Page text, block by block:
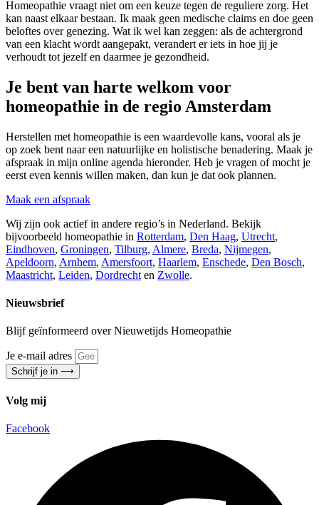
Homeopathie vraagt niet om een keuze tegen de reguliere zorg. Het
kan naast elkaar bestaan. Ik maak geen medische claims en doe geen
beloftes over genezing. Wat ik wel kan zeggen: als de achtergrond
van een klacht wordt aangepakt, verandert er iets in hoe jij je
verhoudt tot jezelf en daarmee je gezondheid.
Je bent van harte welkom voor
homeopathie in de regio Amsterdam
Herstellen met homeopathie is een waardevolle kans, vooral als je
op zoek bent naar een natuurlijke en holistische benadering. Maak je
afspraak in mijn online agenda hieronder. Heb je vragen of mocht je
eerst even kennis willen maken, dan kun je dat ook plannen.
Maak een afspraak
Wij zijn ook actief in andere regio’s in Nederland. Bekijk
bijvoorbeeld homeopathie in Rotterdam, Den Haag, Utrecht,
Eindhoven, Groningen, Tilburg, Almere, Breda, Nijmegen,
Apeldoorn, Arnhem, Amersfoort, Haarlem, Enschede, Den Bosch,
Maastricht, Leiden, Dordrecht en Zwolle.
Nieuwsbrief
Blijf geïnformeerd over Nieuwetijds Homeopathie
Je e-mail adres
Schrijf je in ⟶
Volg mij
Facebook